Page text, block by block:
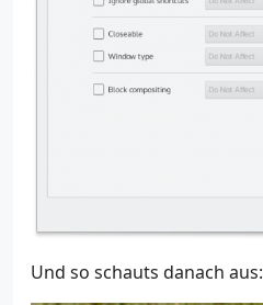
Und so schauts danach aus: